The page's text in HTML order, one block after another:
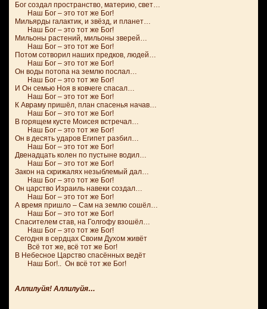
Бог создал пространство, материю, свет…
Наш Бог – это тот же Бог!
Мильярды галактик, и звёзд, и планет…
Наш Бог – это тот же Бог!
Мильоны растений, мильоны зверей…
Наш Бог – это тот же Бог!
Потом сотворил наших предков, людей…
Наш Бог – это тот же Бог!
Он воды потопа на землю послал…
Наш Бог – это тот же Бог!
И Он семью Ноя в ковчеге спасал…
Наш Бог – это тот же Бог!
К Авраму пришёл, план спасенья начав…
Наш Бог – это тот же Бог!
В горящем кусте Моисея встречал…
Наш Бог – это тот же Бог!
Он в десять ударов Египет разбил…
Наш Бог – это тот же Бог!
Двенадцать колен по пустыне водил…
Наш Бог – это тот же Бог!
Закон на скрижалях незыблемый дал…
Наш Бог – это тот же Бог!
Он царство Израиль навеки создал…
Наш Бог – это тот же Бог!
А время пришло – Сам на землю сошёл…
Наш Бог – это тот же Бог!
Спасителем став, на Голгофу взошёл…
Наш Бог – это тот же Бог!
Сегодня в сердцах Своим Духом живёт
Всё тот же, всё тот же Бог!
В Небесное Царство спасённых ведёт
Наш Бог!.. Он всё тот же Бог!
Аллилуйя! Аллилуйя…